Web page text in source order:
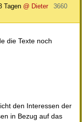
Tagen @ Dieter
3660
die Texte noch
den Interessen der
in Bezug auf das